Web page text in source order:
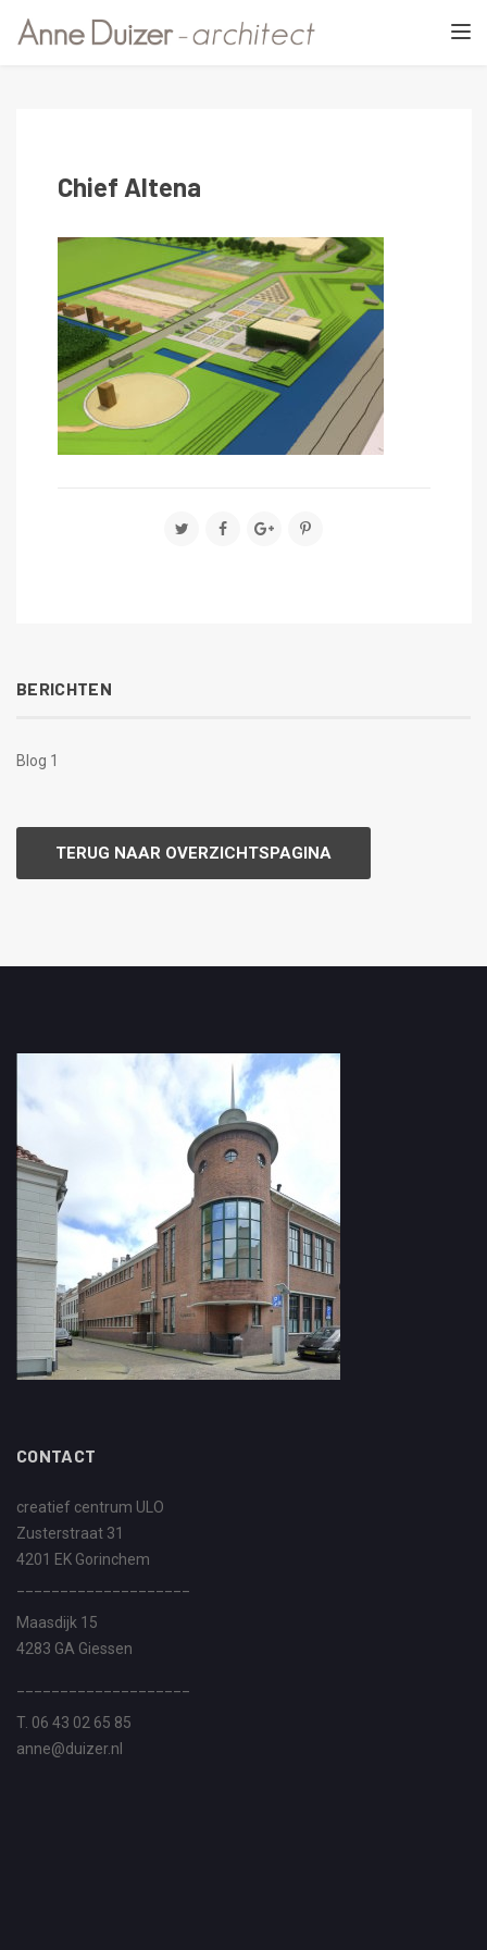
Chief Altena
BERICHTEN
Blog 1
TERUG NAAR OVERZICHTSPAGINA
CONTACT
creatief centrum ULO
Zusterstraat 31
4201 EK Gorinchem
Maasdijk 15
4283 GA Giessen
T. 06 43 02 65 85
anne@duizer.nl